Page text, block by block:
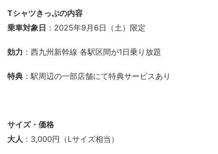
Tシャツきっぷの内容
乗車対象日 ：2025年9月6日（土）限定
効力 ：西九州新幹線 各駅区間が1日乗り放題
特典 ：駅周辺の一部店舗にて特典サービスあり
サイズ・価格
大人 ：3,000円（Lサイズ相当）